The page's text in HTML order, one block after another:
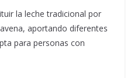
la leche tradicional por
aportando diferentes
para personas con